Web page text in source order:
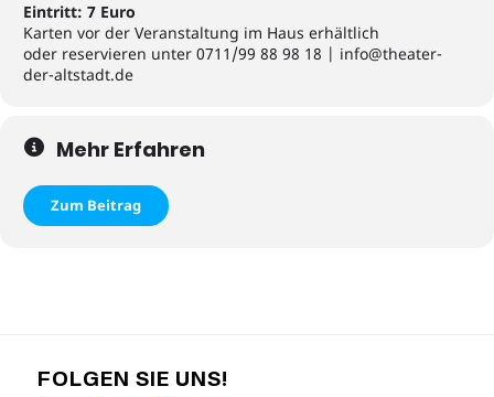
Eintritt: 7 Euro
Karten vor der Veranstaltung im Haus erhältlich
oder reservieren unter 0711/99 88 98 18 | info@theater-
der-altstadt.de
Mehr Erfahren
Zum Beitrag
FOLGEN SIE UNS!